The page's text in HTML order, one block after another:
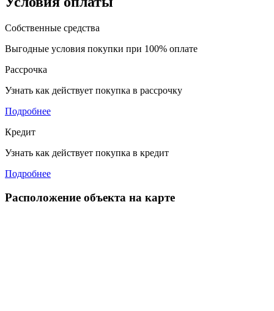
Собственные средства
Выгодные условия покупки при 100% оплате
Рассрочка
Узнать как действует покупка в рассрочку
Подробнее
Кредит
Узнать как действует покупка в кредит
Подробнее
Расположение объекта на карте